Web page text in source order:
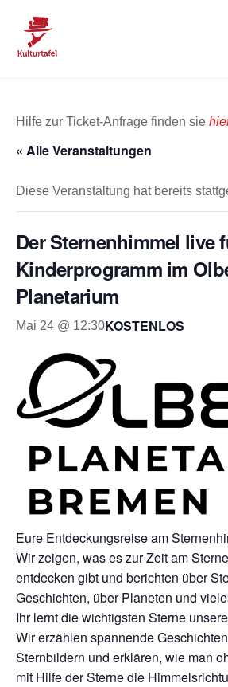
content
Hilfe zur Ticket-Anfrage finden sie
« Alle Veranstaltungen
Diese Veranstaltung hat bereits
Der Sternenhimmel live
Kinderprogramm im
Planetarium
Mai 24 @ 12:30KOSTENLOS
Eure Entdeckungsreise am
Wir zeigen, was es zur Zeit am
entdecken gibt und berichten über
Geschichten, über Planeten und
Ihr lernt die wichtigsten Sterne
Wir erzählen spannende
Sternbildern und erklären, wie man
mit Hilfe der Sterne die